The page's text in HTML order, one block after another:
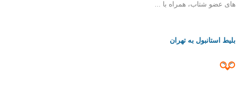
های عضو شتاب، همراه با ...
بلیط استانبول به تهران